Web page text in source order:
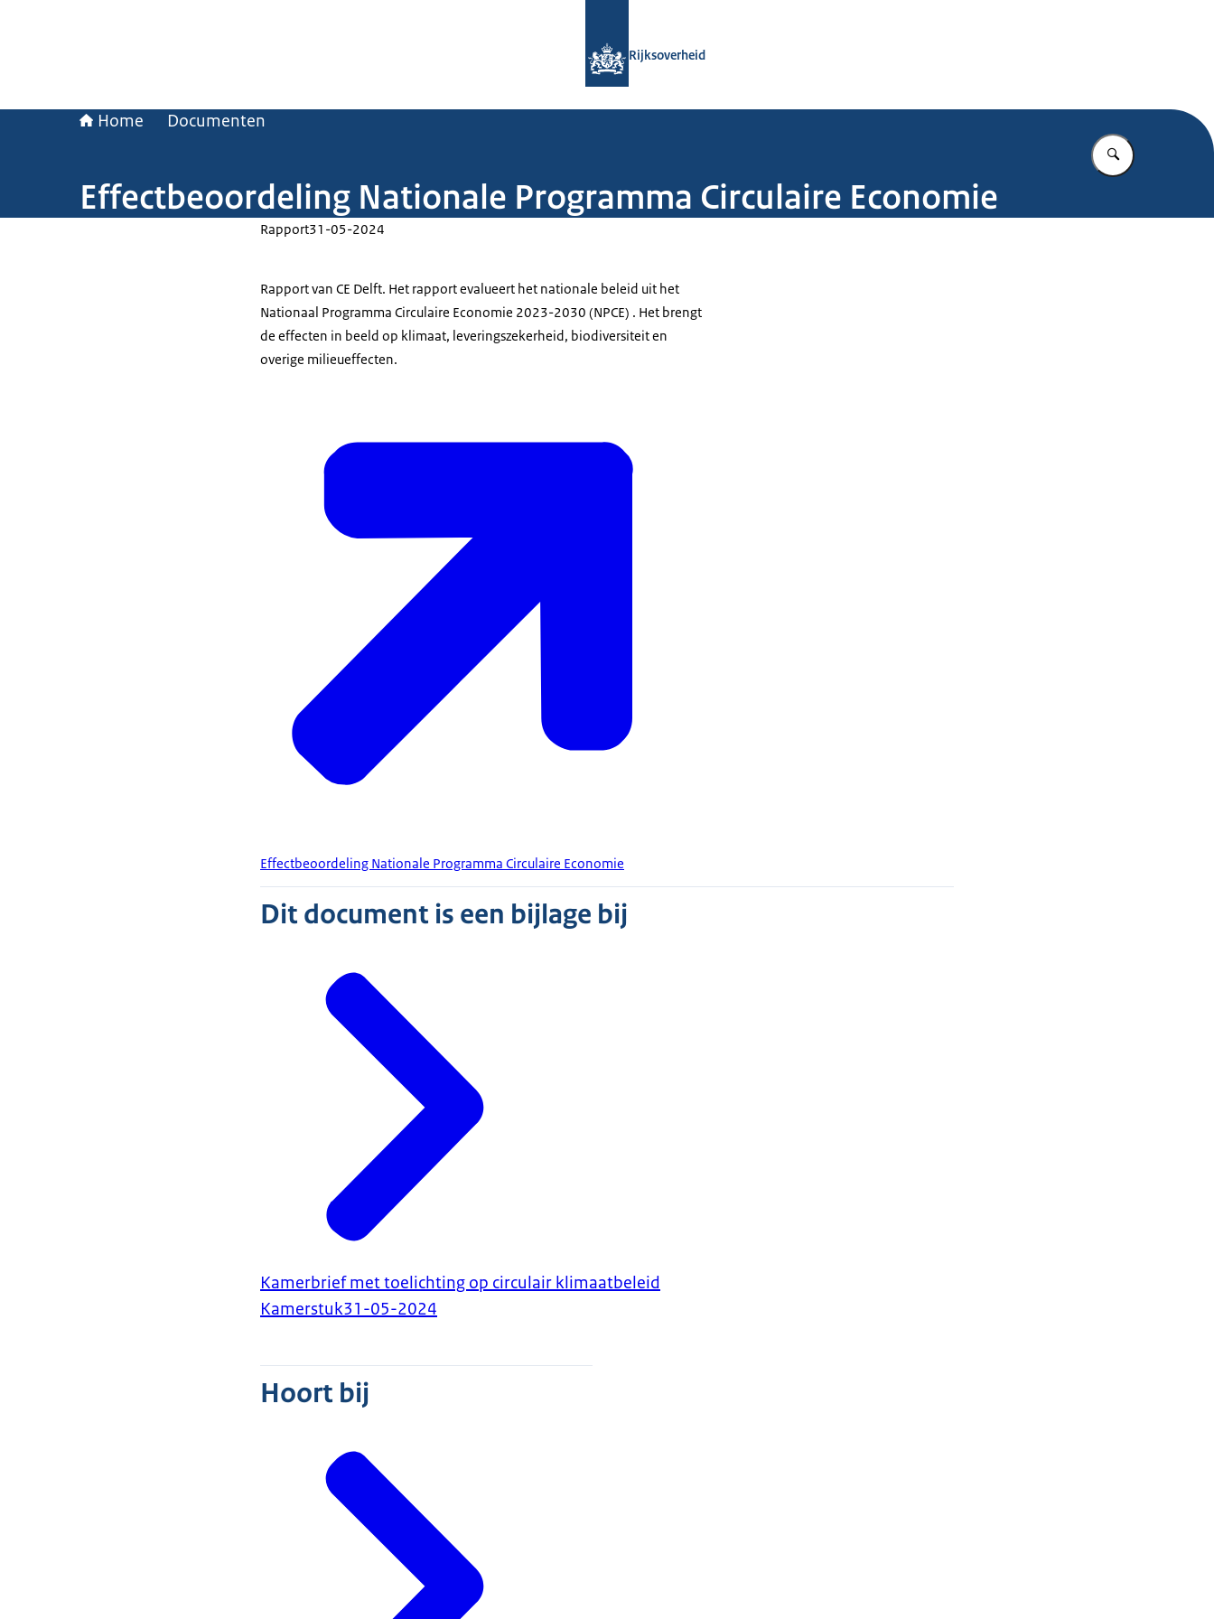
Rijksoverheid
Home Documenten
Vul in wat u
Effectbeoordeling Nationale Programma Circulaire Economie
Rapport31-05-2024
Rapport van CE Delft. Het rapport evalueert het nationale beleid uit het
Nationaal Programma Circulaire Economie 2023-2030 (NPCE) . Het brengt
de effecten in beeld op klimaat, leveringszekerheid, biodiversiteit en
overige milieueffecten.
Effectbeoordeling Nationale Programma Circulaire Economie
Dit document is een bijlage bij
Kamerbrief met toelichting op circulair klimaatbeleid
Kamerstuk31-05-2024
Hoort bij